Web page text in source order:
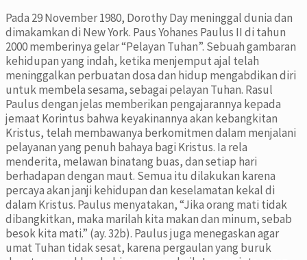
Pada 29 November 1980, Dorothy Day meninggal dunia dan
dimakamkan di New York. Paus Yohanes Paulus II di tahun
2000 memberinya gelar “Pelayan Tuhan”. Sebuah gambaran
kehidupan yang indah, ketika menjemput ajal telah
meninggalkan perbuatan dosa dan hidup mengabdikan diri
untuk membela sesama, sebagai pelayan Tuhan. Rasul
Paulus dengan jelas memberikan pengajarannya kepada
jemaat Korintus bahwa keyakinannya akan kebangkitan
Kristus, telah membawanya berkomitmen dalam menjalani
pelayanan yang penuh bahaya bagi Kristus. Ia rela
menderita, melawan binatang buas, dan setiap hari
berhadapan dengan maut. Semua itu dilakukan karena
percaya akan janji kehidupan dan keselamatan kekal di
dalam Kristus. Paulus menyatakan, “Jika orang mati tidak
dibangkitkan, maka marilah kita makan dan minum, sebab
besok kita mati.” (ay. 32b). Paulus juga menegaskan agar
umat Tuhan tidak sesat, karena pergaulan yang buruk